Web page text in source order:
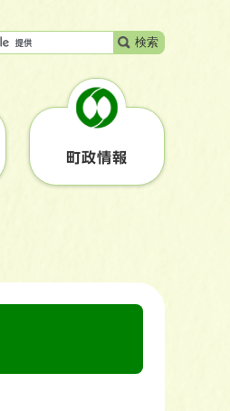
検索
町政情報